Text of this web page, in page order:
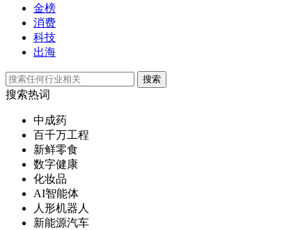
金榜
消费
科技
出海
搜索
搜索热词
中成药
百千万工程
新鲜零食
数字健康
化妆品
AI智能体
人形机器人
新能源汽车